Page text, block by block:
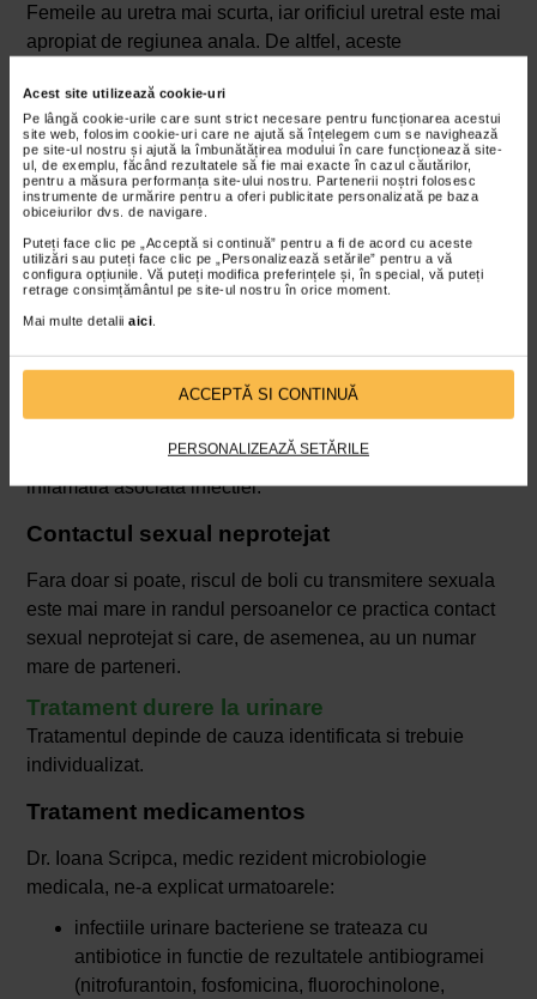
Acest site utilizează cookie-uri
Pe lângă cookie-urile care sunt strict necesare pentru funcționarea acestui
site web, folosim cookie-uri care ne ajută să înțelegem cum se navighează
pe site-ul nostru și ajută la îmbunătățirea modului în care funcționează site-
ul, de exemplu, făcând rezultatele să fie mai exacte în cazul căutărilor,
pentru a măsura performanța site-ului nostru. Partenerii noștri folosesc
instrumente de urmărire pentru a oferi publicitate personalizată pe baza
obiceiurilor dvs. de navigare.
Puteți face clic pe „Acceptă si continuă” pentru a fi de acord cu aceste
utilizări sau puteți face clic pe „Personalizează setările” pentru a vă
configura opțiunile. Vă puteți modifica preferințele și, în special, vă puteți
retrage consimțământul pe site-ul nostru în orice moment.
Mai multe detalii aici
ACCEPTĂ SI CONTINUĂ
PERSONALIZEAZĂ SETĂRILE
Femeile au uretra mai scurta, iar orificiul uretral este mai
apropiat de regiunea anala. De altfel, aceste
urinare in randul femeilor.
Sarcina si menopauza
In sarcina, presiunea uterului pe vezica si modificarile
hormonale favorizeaza stagnarea urinei si, astfel,
colonizarea bacteriana. Inmenopauza, scaderea
estrogenilor duce la atrofia mucoasei urogenitale,
Igiena intima precara sau agresiva
Atat lipsa igienei, cat si folosirea excesiva a sapunurilor
flora locala, modificandu-i compozitia, si favoriza
inflamatia asociata infectiei.
Contactul sexual neprotejat
Fara doar si poate, riscul de boli cu transmitere sexuala
este mai mare in randul persoanelor ce practica contact
sexual neprotejat si care, de asemenea, au un numar
mare de parteneri.
Tratament durere la urinare
Tratamentul depinde de cauza identificata si trebuie
individualizat.
Tratament medicamentos
Dr. Ioana Scripca, medic rezident microbiologie
medicala, ne-a explicat urmatoarele:
infectiile urinare bacteriene se trateaza cu
antibiotice in functie de rezultatele antibiogramei
(nitrofurantoin, fosfomicina, fluorochinolone,